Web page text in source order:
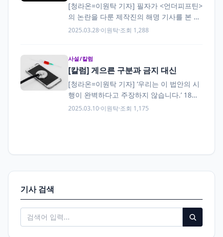
[청라온=이원탁 기자] 필자가 <언더피프틴>
의 논란을 다룬 제작진의 해명 기사를 본 지
도 어느덧 사흘이 지났다. 2025년 3월 31일
2025.03.28·이원탁·조회 1,288
사설/칼럼
[칼럼] 게으른 구분과 금지 대신
[청라온=이원탁 기자] ‘우리는 이 법안의 시
행이 완벽하다고 주장하지 않습니다.’ 18세
미만 대상의 주류 판매 금지가 18세 미만이
2025.03.10·이원탁·조회 1,175
기사 검색